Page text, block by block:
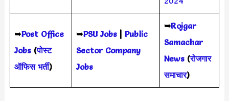
➥Post Office
Jobs(पोस्ट
ऑफिस भर्ती)
➥PSU Jobs| Public
Sector Company
Jobs
➥Rojgar
Samachar
News(रोजगार
समाचार)